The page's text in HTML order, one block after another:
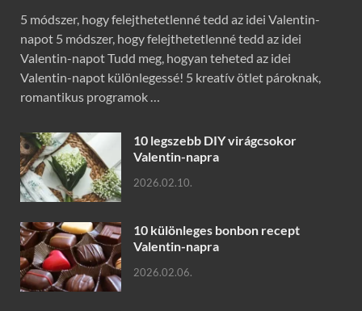
5 módszer, hogy felejthetetlenné tedd az idei Valentin-
napot 5 módszer, hogy felejthetetlenné tedd az idei
Valentin-napot Tudd meg, hogyan teheted az idei
Valentin-napot különlegessé! 5 kreatív ötlet pároknak,
romantikus programok …
10 legszebb DIY virágcsokor
Valentin-napra
2026.02.10.
10 különleges bonbon recept
Valentin-napra
2026.02.06.